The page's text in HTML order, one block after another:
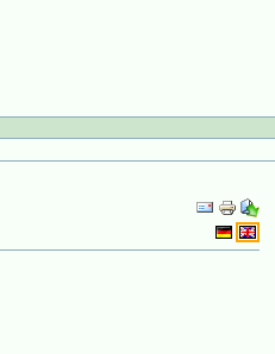
Document
Actions